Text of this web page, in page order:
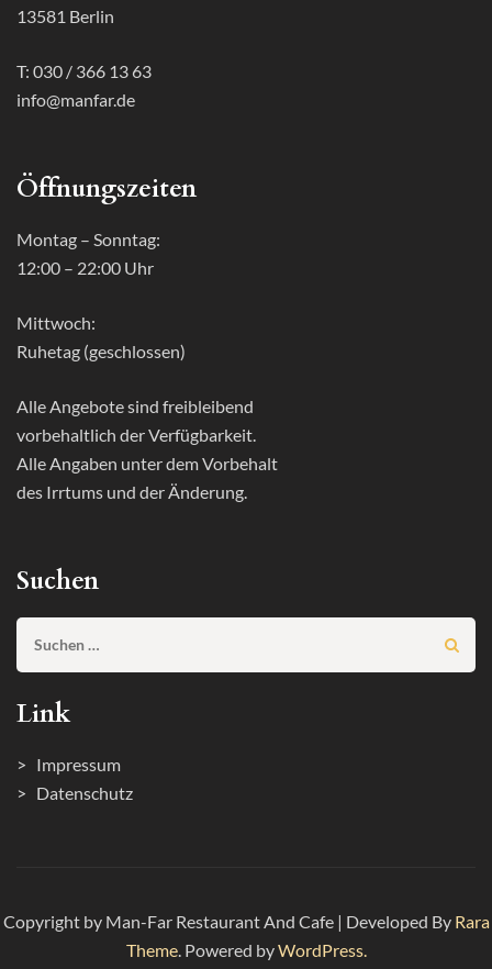
13581 Berlin
T: 030 / 366 13 63
info@manfar.de
Öffnungszeiten
Montag – Sonntag:
12:00 – 22:00 Uhr
Mittwoch:
Ruhetag (geschlossen)
Alle Angebote sind freibleibend
vorbehaltlich der Verfügbarkeit.
Alle Angaben unter dem Vorbehalt
des Irrtums und der Änderung.
Suchen
Suchen
nach:
Link
> Impressum
> Datenschutz
Copyright by Man-Far Restaurant And Cafe | Developed By Rara
Theme. Powered byWordPress.